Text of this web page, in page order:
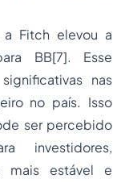
Fitch elevou a
BB[7]. Esse
nas
no país. Isso
ser percebido
investidores,
mais estável e